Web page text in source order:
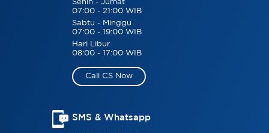
Senin - Jumat
07:00 - 21:00 WIB
Sabtu - Minggu
07:00 - 19:00 WIB
Hari Libur
08:00 - 17:00 WIB
Call CS Now
SMS & Whatsapp